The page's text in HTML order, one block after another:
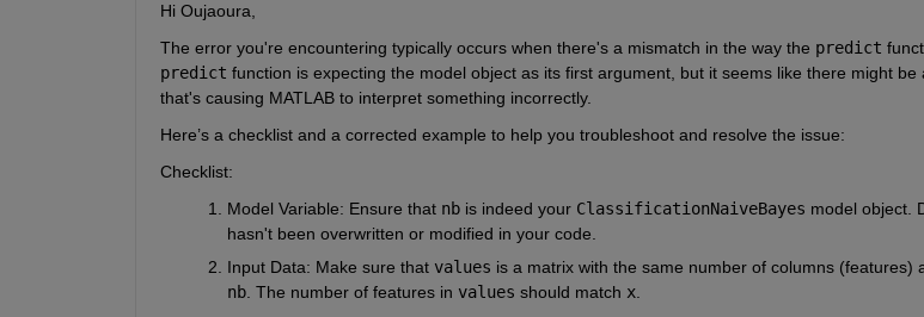
Hi Oujaoura,
The error you're encountering typically occurs when there's a mismatch in the way the predict
predict function is expecting the model object as its first argument, but it seems like there might be
that's causing MATLAB to interpret something incorrectly.
Here’s a checklist and a corrected example to help you troubleshoot and resolve the issue:
Checklist:
Model Variable: Ensure that nb is indeed your ClassificationNaiveBayes model object.
hasn't been overwritten or modified in your code.
Input Data: Make sure that values is a matrix with the same number of columns (features)
nb. The number of features in values should match x.